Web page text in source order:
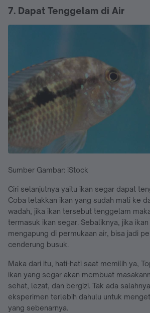
7. Dapat Tenggelam di Air
Sumber Gambar: iStock
Ciri selanjutnya yaitu ikan segar dapat
Coba letakkan ikan yang sudah mati ke
wadah, jika ikan tersebut tenggelam
termasuk ikan segar. Sebaliknya, jika
mengapung di permukaan air, bisa jadi
cenderung busuk.
Maka dari itu, hati-hati saat memilih ya,
ikan yang segar akan membuat
sehat, lezat, dan bergizi. Tak ada
eksperimen terlebih dahulu untuk
yang sebenarnya.